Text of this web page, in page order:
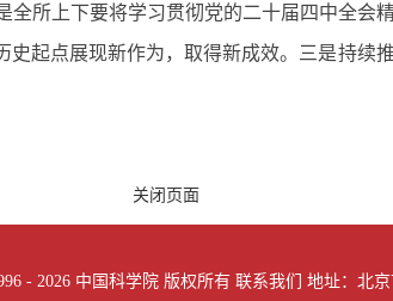
所上下要将学习贯彻党的二十届四中全会
起点展现新作为，取得新成效。三是持续
关闭页面
- 2026 中国科学院 版权所有 联系我们 地址：北京